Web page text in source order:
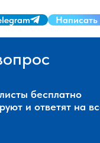
Написать
бесплатно
и ответят на